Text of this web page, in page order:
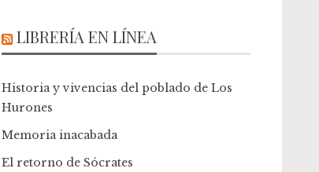
LIBRERÍA EN LÍNEA
Historia y vivencias del poblado de Los
Hurones
Memoria inacabada
El retorno de Sócrates